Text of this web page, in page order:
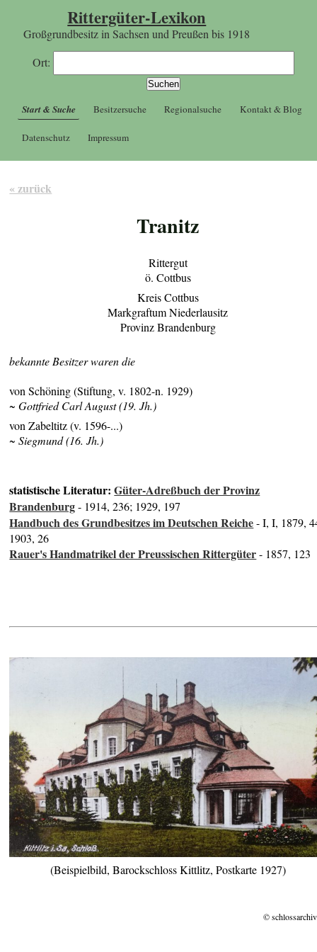
Rittergüter-Lexikon
Großgrundbesitz in Sachsen und Preußen bis 1918
Ort:
Start & Suche Besitzersuche Regionalsuche Kontakt & Blog
Datenschutz Impressum
« zurück
Tranitz
Rittergut
ö. Cottbus
Kreis Cottbus
Markgraftum Niederlausitz
Provinz Brandenburg
bekannte Besitzer waren die
von Schöning (Stiftung, v. 1802-n. 1929)
~ Gottfried Carl August (19. Jh.)
von Zabeltitz (v. 1596-...)
~ Siegmund (16. Jh.)
statistische Literatur:Güter-Adreßbuch der Provinz
Brandenburg- 1914, 236; 1929, 197
Handbuch des Grundbesitzes im Deutschen Reiche- I, I, 1879,
1903, 26
Rauer's Handmatrikel der Preussischen Rittergüter- 1857, 123
(Beispielbild, Barockschloss Kittlitz, Postkarte 1927)
©